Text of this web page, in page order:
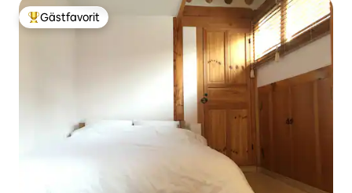
Populär gästfavorit
Gästfavorit